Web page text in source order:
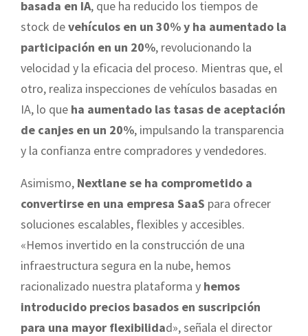
basada en IA, que ha reducido los tiempos de
stock devehículos en un 30% y ha aumentado la
participación en un 20%, revolucionando la
velocidad y la eficacia del proceso. Mientras que, el
otro, realiza inspecciones de vehículos basadas en
IA, lo que ha aumentado las tasas de aceptación
de canjes en un 20%, impulsando la transparencia
y la confianza entre compradores y vendedores.
Asimismo, Nextlane se ha comprometido a
convertirse en una empresa SaaS para ofrecer
soluciones escalables, flexibles y accesibles.
«Hemos invertido en la construcción de una
infraestructura segura en la nube, hemos
racionalizado nuestra plataforma y hemos
introducido precios basados en suscripción
para una mayor flexibilidad», señala el director